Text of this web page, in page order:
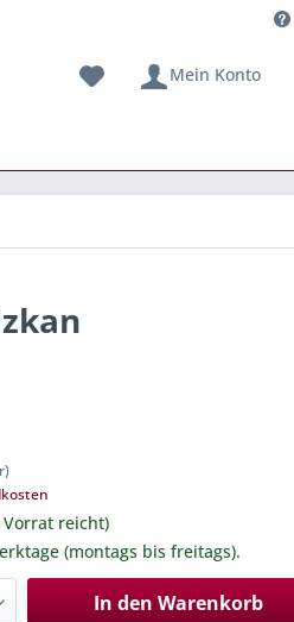
Mein Konto
reicht)
(montags bis freitags).
In den Warenkorb